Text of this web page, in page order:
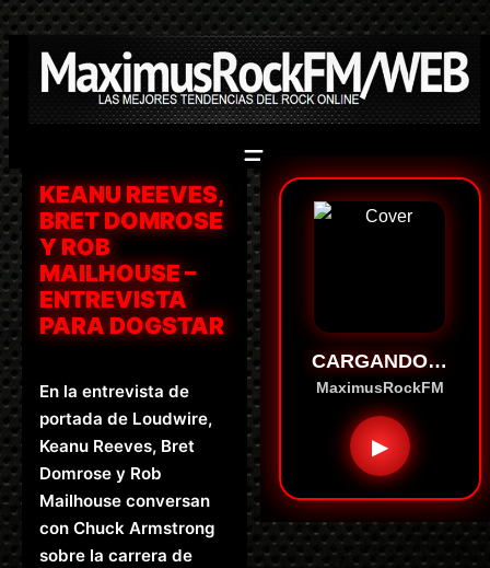
Saltar
al
contenido
KEANU REEVES,
BRET DOMROSE
Y ROB
MAILHOUSE –
ENTREVISTA
PARA DOGSTAR
En la entrevista de
portada de Loudwire,
Keanu Reeves, Bret
Domrose y Rob
Mailhouse conversan
con Chuck Armstrong
sobre la carrera de
CARGANDO…
MaximusRockFM
▶